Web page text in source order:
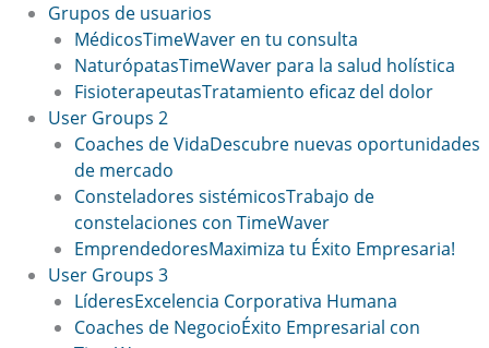
Grupos de usuarios
MédicosTimeWaver en tu consulta
NaturópatasTimeWaver para la salud holística
FisioterapeutasTratamiento eficaz del dolor
User Groups 2
Coaches de VidaDescubre nuevas oportunidades
de mercado
Consteladores sistémicosTrabajo de
constelaciones con TimeWaver
EmprendedoresMaximiza tu Éxito Empresaria!
User Groups 3
LíderesExcelencia Corporativa Humana
Coaches de NegocioÉxito Empresarial con